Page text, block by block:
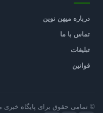
درباره میهن نوین
تماس با ما
تبلیغات
قوانین
© تمامی حقوق برای پایگاه خبری